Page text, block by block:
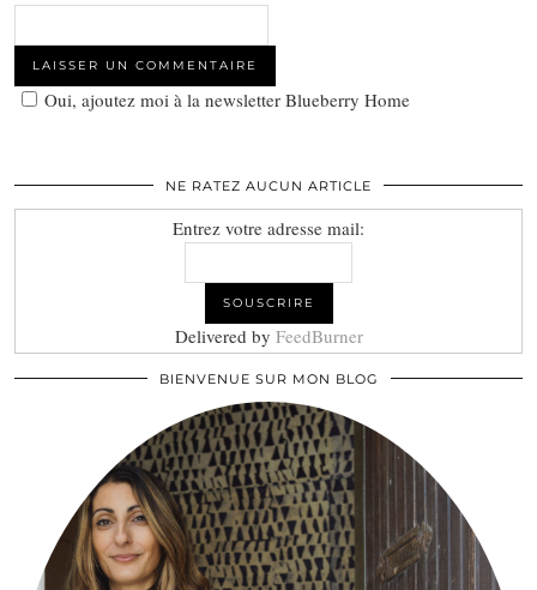
Oui, ajoutez moi à la newsletter Blueberry Home
NE RATEZ AUCUN ARTICLE
Entrez votre adresse mail:
Delivered by FeedBurner
BIENVENUE SUR MON BLOG